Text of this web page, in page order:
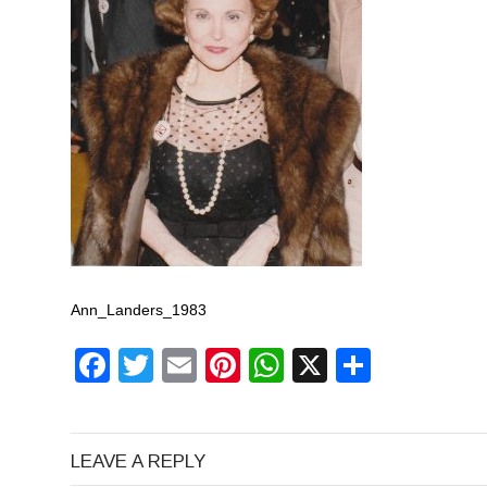
Ann_Landers_1983
Facebook
Twitter
EmailPinterest
WhatsApp
X
LEAVE A REPLY